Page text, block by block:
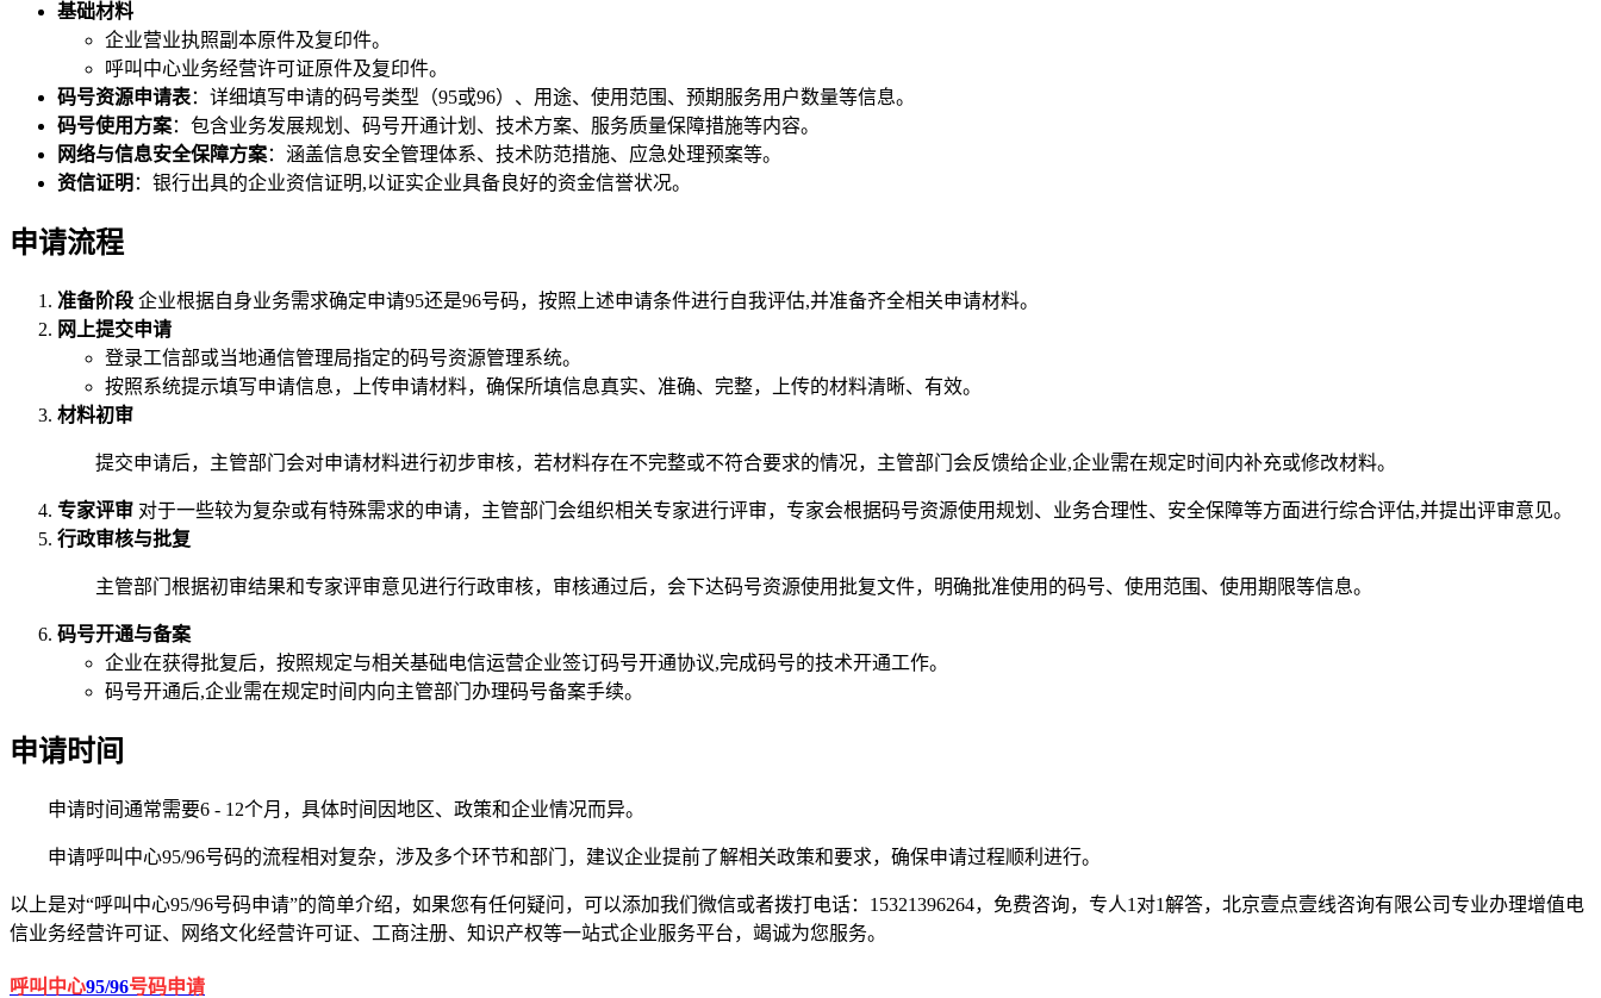
基础材料
企业营业执照副本原件及复印件。
呼叫中心业务经营许可证原件及复印件。
码号资源申请表：详细填写申请的码号类型（95或96）、用途、使用范围、预期服务用户数量等信息。
码号使用方案：包含业务发展规划、码号开通计划、技术方案、服务质量保障措施等内容。
网络与信息安全保障方案：涵盖信息安全管理体系、技术防范措施、应急处理预案等。
资信证明 ：银行出具的企业资信证明,以证实企业具备良好的资金信誉状况。
申请流程
准备阶段 企业根据自身业务需求确定申请95还是96号码，按照上述申请条件进行自我评估,并准备齐全相关申请材料。
网上提交申请
登录工信部或当地通信管理局指定的码号资源管理系统。
按照系统提示填写申请信息，上传申请材料，确保所填信息真实、准确、完整，上传的材料清晰、有效。
材料初审
提交申请后，主管部门会对申请材料进行初步审核，若材料存在不完整或不符合要求的情况，主管部门会反馈给企业,企业需在规定时间内补充或修改材料。
专家评审 对于一些较为复杂或有特殊需求的申请，主管部门会组织相关专家进行评审，专家会根据码号资源使用规划、业务合理性、安全保障等方面进行综合评估,并提出评审意见。
行政审核与批复
主管部门根据初审结果和专家评审意见进行行政审核，审核通过后，会下达码号资源使用批复文件，明确批准使用的码号、使用范围、使用期限等信息。
码号开通与备案
企业在获得批复后，按照规定与相关基础电信运营企业签订码号开通协议,完成码号的技术开通工作。
码号开通后,企业需在规定时间内向主管部门办理码号备案手续。
申请时间
申请时间通常需要6 - 12个月，具体时间因地区、政策和企业情况而异。
申请呼叫中心95/96号码的流程相对复杂，涉及多个环节和部门，建议企业提前了解相关政策和要求，确保申请过程顺利进行。
以上是对“呼叫中心95/96号码申请”的简单介绍，如果您有任何疑问，可以添加我们微信或者拨打电话：15321396264，免费咨询，专人1对1解答，北京壹点壹线咨询有限公司专业办理增值电
信业务经营许可证、网络文化经营许可证、工商注册、知识产权等一站式企业服务平台，竭诚为您服务。
呼叫中心95/96号码申请